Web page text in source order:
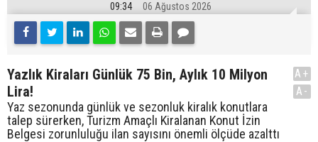
09:34 06 Ağustos 2026
Yazlık Kiraları Günlük 75 Bin, Aylık 10 Milyon
Lira!
Yaz sezonunda günlük ve sezonluk kiralık konutlara
talep sürerken, Turizm Amaçlı Kiralanan Konut İzin
Belgesi zorunluluğu ilan sayısını önemli ölçüde azalttı
A+
A-